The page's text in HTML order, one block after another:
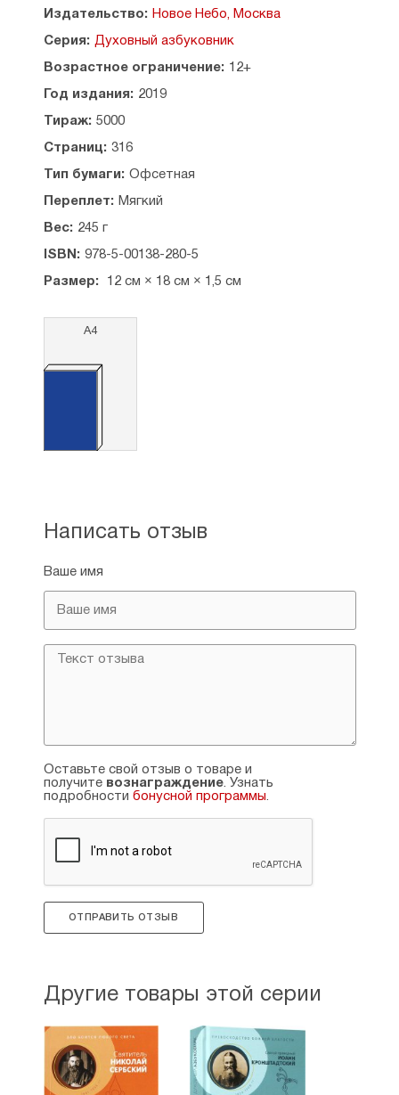
Мысли святых преподобных оптинских старцев
порядке для удобства читателей.
Издательство: Новое Небо, Москва
Серия: Духовный азбуковник
Возрастное ограничение: 12+
Год издания: 2019
Тираж: 5000
Страниц: 316
Тип бумаги: Офсетная
Переплет: Мягкий
Вес: 245 г
ISBN: 978-5-00138-280-5
Размер: 12 см × 18 см × 1,5 см
А4
Написать отзыв
Ваше имя
Оставьте свой отзыв о товаре и
получите вознаграждение. Узнать
подробности бонусной программы.
ОТПРАВИТЬ ОТЗЫВ
Другие товары этой серии